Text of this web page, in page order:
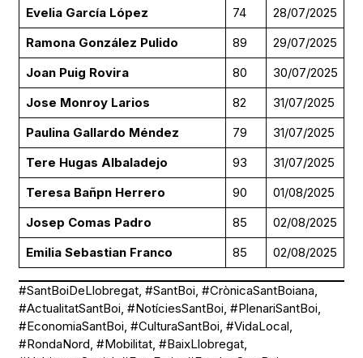
Evelia García López
74
28/07/2025
Ramona González Pulido
89
29/07/2025
Joan Puig Rovira
80
30/07/2025
Jose Monroy Larios
82
31/07/2025
Paulina Gallardo Méndez
79
31/07/2025
Tere Hugas Albaladejo
93
31/07/2025
Teresa Bañpn Herrero
90
01/08/2025
Josep Comas Padro
85
02/08/2025
Emilia Sebastian Franco
85 02/08/2025
#SantBoiDeLlobregat, #SantBoi, #CrònicaSantBoiana,
#ActualitatSantBoi, #NotíciesSantBoi, #PlenariSantBoi,
#EconomiaSantBoi, #CulturaSantBoi, #VidaLocal,
#RondaNord, #Mobilitat, #BaixLlobregat,